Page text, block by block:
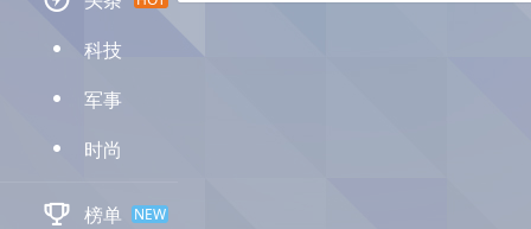
D 科技
D 军事
D 时尚
 榜单 NEW